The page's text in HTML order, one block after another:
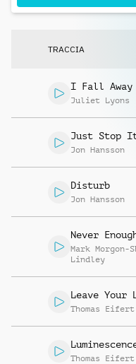
TRACCIA
I Fall Away
Juliet Lyons
Just Stop
Jon Hansson
Disturb
Jon Hansson
Never
Mark Morgon-
Lindley
Leave Your
Thomas Eifert
Thomas Eifert